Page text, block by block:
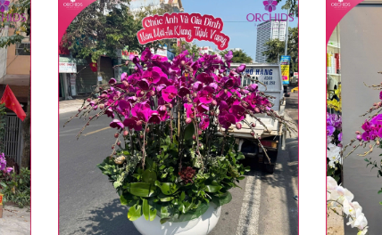
lan hồ điệp đẹp và hoàn chỉnh sẽ được phối ghép
phẩm thực tế và trên hình. Cây hoa lan còn phụ
nên sẽ thay đổi về độ dầy hoa, thưa hoa và cách
Beautiful Orchids cam kết sản phẩm được thực hiện
hoa và kiểu chậu cũng như phụ kiện trang trí chúng
vẫn giữ nguyên mức giá không thay đổi. Trường